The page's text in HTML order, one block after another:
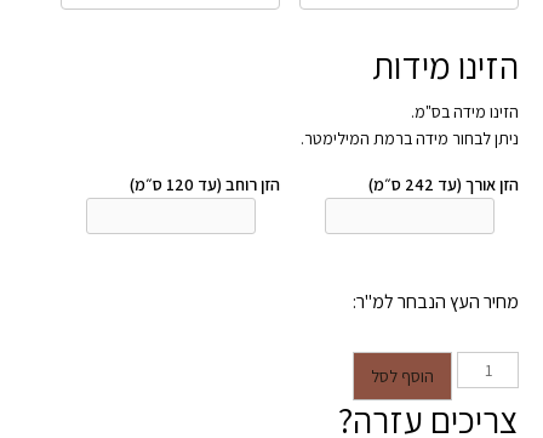
הזינו מידות
הזינו מידה בס"מ.
ניתן לבחור מידה ברמת המילימטר.
הזן אורך (עד 242 ס״מ) הזן רוחב (עד 120 ס״מ)
מחיר העץ הנבחר למ"ר:
כמות של דלת לארון מטבח לפי מידה
הוסף לסל
צריכים עזרה?